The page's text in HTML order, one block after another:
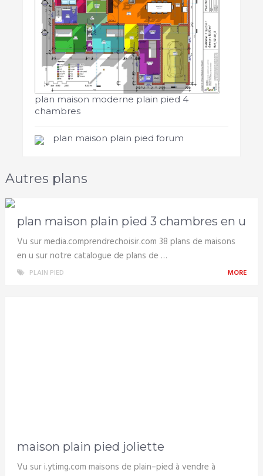
plan maison moderne plain pied 4
chambres
plan maison plain pied forum
Autres plans
plan maison plain pied 3 chambres en u
Vu sur media.comprendrechoisir.com 38 plans de maisons
en u sur notre catalogue de plans de …
PLAIN PIED MORE
maison plain pied joliette
Vu sur i.ytimg.com maisons de plain–pied à vendre à